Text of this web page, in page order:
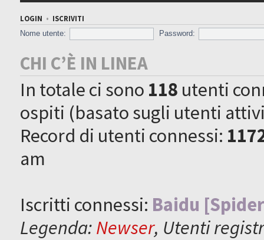
LOGIN • ISCRIVITI
Nome utente:
Password:
CHI C’È IN LINEA
In totale ci sono 118 utenti
ospiti (basato sugli utenti
Record di utenti connessi:
am
Iscritti connessi: Baidu
Legenda:Newser, Utenti